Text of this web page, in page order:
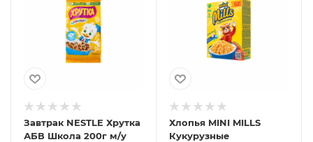
Завтрак NESTLE Хрутка
АБВ Школа 200г м/у
Хлопья MINI MILLS
Кукурузные